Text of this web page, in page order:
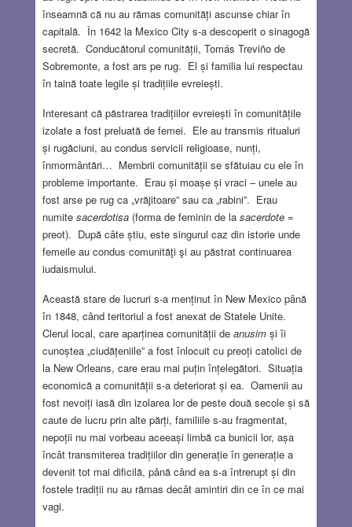
înseamnă că nu au rămas comunități ascunse chiar în
capitală. În 1642 la Mexico City s-a descoperit o sinagogă
secretă. Conducătorul comunității, Tomás Treviño de
Sobremonte, a fost ars pe rug. El și familia lui respectau
în taină toate legile și tradițiile evreiești.
Interesant că păstrarea tradițiilor evreiești în comunitățile
izolate a fost preluată de femei. Ele au transmis ritualuri
și rugăciuni, au condus servicii religioase, nunți,
înmormântări… Membrii comunității se sfătuiau cu ele în
probleme importante. Erau și moașe și vraci – unele au
fost arse pe rug ca „vrăjitoare” sau ca „rabini”. Erau
numite sacerdotisa(forma de feminin de la sacerdote=
preot). După câte știu, este singurul caz din istorie unde
femeile au condus comunităţi şi au păstrat continuarea
iudaismului.
Această stare de lucruri s-a menținut în New Mexico până
în 1848, când teritoriul a fost anexat de Statele Unite.
Clerul local, care aparținea comunității de anusimși îi
cunoștea „ciudățeniile” a fost înlocuit cu preoți catolici de
la New Orleans, care erau mai puțin înțelegători. Situația
economică a comunității s-a deteriorat și ea. Oamenii au
fost nevoiți iasă din izolarea lor de peste două secole și să
caute de lucru prin alte părți, familiile s-au fragmentat,
nepoții nu mai vorbeau aceeași limbă ca bunicii lor, așa
încât transmiterea tradițiilor din generație în generație a
devenit tot mai dificilă, până când ea s-a întrerupt și din
fostele tradiții nu au rămas decât amintiri din ce în ce mai
vagi.